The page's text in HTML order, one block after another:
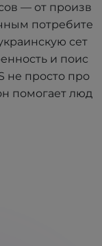
— от произв
потребите
сет
и поис
не просто про
помогает люд